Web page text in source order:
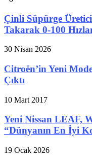
Çinli Süpürge
Takarak 0-100
30 Nisan 2026
Citroën’in Yeni
Çıktı
10 Mart 2017
Yeni Nissan LEAF,
“Dünyanın En İyi
19 Ocak 2026